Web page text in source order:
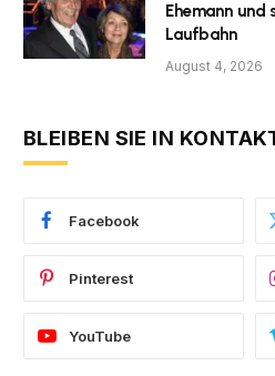
Ehemann und
Laufbahn
August 4, 2026
BLEIBEN SIE IN
Facebook
Pinterest
YouTube